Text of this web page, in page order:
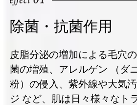
除菌・抗菌作用
皮脂分泌の増加による毛穴
菌の増殖、アレルゲン （ダ
粉）の侵入、紫外線や大気
ジ など、肌は日々様々なト